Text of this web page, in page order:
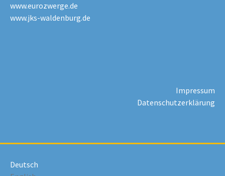
www.eurozwerge.de
www.jks-waldenburg.de
Impressum
Datenschutzerklärung
Deutsch